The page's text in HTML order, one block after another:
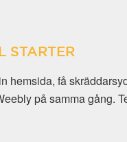
STARTER
hemsida, få
på samma gång.